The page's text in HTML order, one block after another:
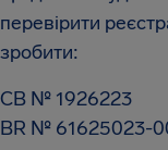
перевірити
зробити:
CB № 1926223
BR № 61625023-